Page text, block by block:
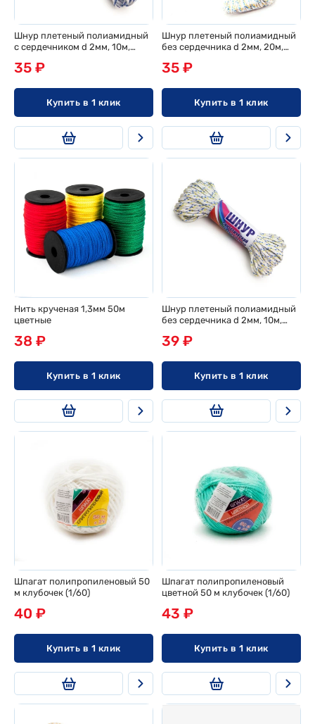
Шнур плетеный полиамидный
с сердечником d 2мм, 10м,
35 ₽
Купить в 1 клик
Шнур плетеный полиамидный
без сердечника d 2мм, 20м,
35 ₽
Купить в 1 клик
Нить крученая 1,3мм 50м
цветные
38 ₽
Купить в 1 клик
Шнур плетеный полиамидный
без сердечника d 2мм, 10м,
39 ₽
Купить в 1 клик
Шпагат полипропиленовый 50
м клубочек (1/60)
40 ₽
Купить в 1 клик
Шпагат полипропиленовый
цветной 50 м клубочек (1/60)
43 ₽
Купить в 1 клик